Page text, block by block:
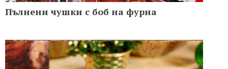
Пълнени чушки с боб на фурна